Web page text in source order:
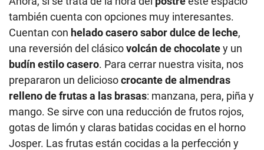
también cuenta con opciones muy interesantes.
Cuentan con helado casero sabor dulce de leche,
una reversión del clásicovolcán de chocolatey un
budín estilo casero. Para cerrar nuestra visita, nos
prepararon un deliciosocrocante de almendras
relleno de frutas a las brasas: manzana, pera, piña y
mango. Se sirve con una reducción de frutos rojos,
gotas de limón y claras batidas cocidas en el horno
Josper. Las frutas están cocidas a la perfección y